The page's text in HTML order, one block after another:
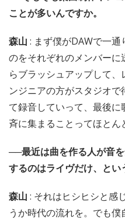
ことが多いんですか。
森山 : まず僕がDAWで一
のをそれぞれのメンバー
らブラッシュアップして
ンジニアの方がスタジオ
て録音していって、最後
斉に集まることってほとん
──最近は曲を作る人が音
するのはライヴだけ、とい
森山 : それはヒシヒシと感
うか時代の流れを。でも